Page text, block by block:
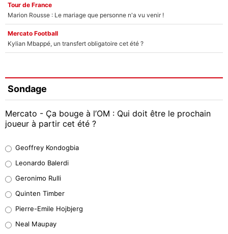
Tour de France
Marion Rousse : Le mariage que personne n'a vu venir !
Mercato Football
Kylian Mbappé, un transfert obligatoire cet été ?
Sondage
Mercato - Ça bouge à l’OM : Qui doit être le prochain
joueur à partir cet été ?
38%
32%
5%
Geoffrey Kondogbia
Leonardo Balerdi
Geronimo Rulli
Quinten Timber
Pierre-Emile Hojbjerg
Neal Maupay